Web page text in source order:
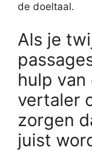
de doeltaal.
Als je
hulp
vertaler
zorgen
juist